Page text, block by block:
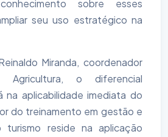
sobre esses
seu uso estratégico na
Miranda, coordenador
o diferencial
na aplicabilidade imediata do
do treinamento em gestão e
turismo reside na aplicação